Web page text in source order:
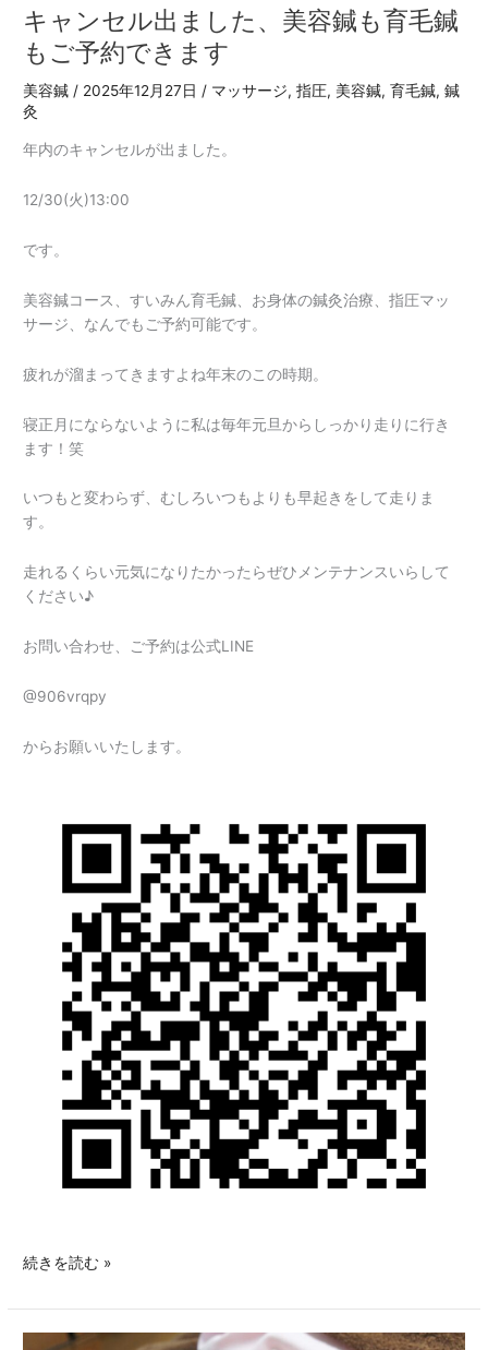
キャンセル出ました、美容鍼も育毛鍼
もご予約できます
美容鍼 / 2025年12月27日 / マッサージ,指圧, 美容鍼,育毛鍼,鍼
灸
年内のキャンセルが出ました。
12/30(火)13:00
です。
美容鍼コース、すいみん育毛鍼、お身体の鍼灸治療、指圧マッ
サージ、なんでもご予約可能です。
疲れが溜まってきますよね年末のこの時期。
寝正月にならないように私は毎年元旦からしっかり走りに行き
ます！笑
いつもと変わらず、むしろいつもよりも早起きをして走りま
す。
走れるくらい元気になりたかったらぜひメンテナンスいらして
ください♪
お問い合わせ、ご予約は公式LINE
@906vrqpy
からお願いいたします。
育
毛
鍼
も
ご
約
き
す
続きを読む »
「美